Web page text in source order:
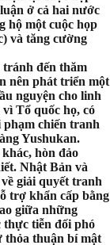
ở cả hai nước
hộ một cuộc họp
và tăng cường
đến thăm
nên phát triển một
nguyện cho linh
Tổ quốc họ, có
phạm chiến tranh
Yushukan.
hòn đảo
Nhật Bản và
giải quyết tranh
trợ khẩn cấp bằng
giữa những
thực tiễn đối phó
thỏa thuận bí mật